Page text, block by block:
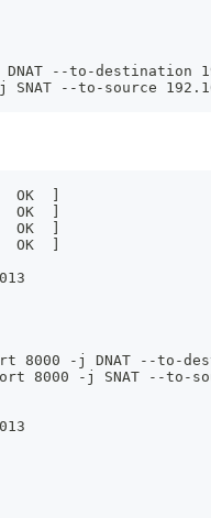
--to-destination
SNAT --to-source
]
OK  ]
]
]
8000 -j DNAT --to-
8000 -j SNAT --to-